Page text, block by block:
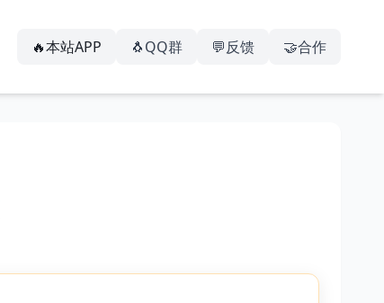
🔥本站APP 🐧QQ群 💬反馈 🤝合作